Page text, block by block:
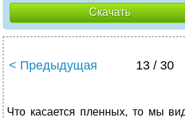
Скачать
< Предыдущая 13 / 30
Что касается пленных, то мы